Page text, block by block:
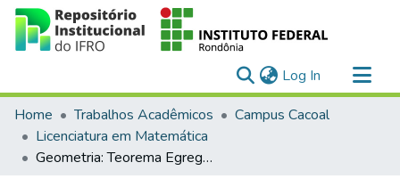
Log In (current)
Communities & Collections
All of DSpace
Statistics
Home Trabalhos Acadêmicos
Campus Cacoal
Licenciatura em Matemática
Geometria: Teorema Egregium de Gauss